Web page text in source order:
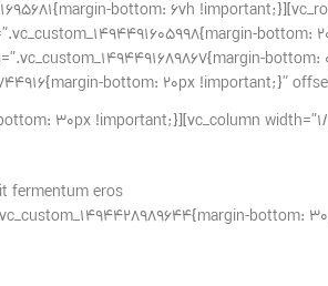
bottom: 20px !important;}”
fermentum eros.